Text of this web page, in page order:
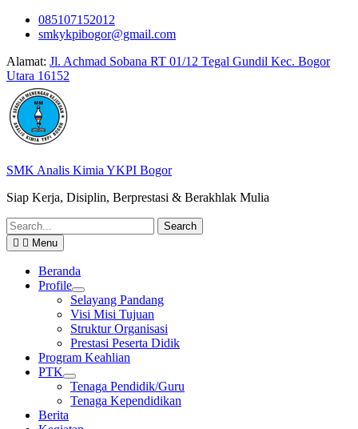
Skip
085107152012
smkykpibogor@gmail.com
Alamat: Jl. Achmad Sobana RT 01/12 Tegal Gundil Kec. Bogor
Utara 16152
SMK Analis Kimia YKPI Bogor
Siap Kerja, Disiplin, Berprestasi & Berakhlak Mulia
Search
for:
Menu
Beranda
Profile
Selayang Pandang
Visi Misi Tujuan
Struktur Organisasi
Prestasi Peserta Didik
Program Keahlian
PTK
Tenaga Pendidik/Guru
Tenaga Kependidikan
Berita